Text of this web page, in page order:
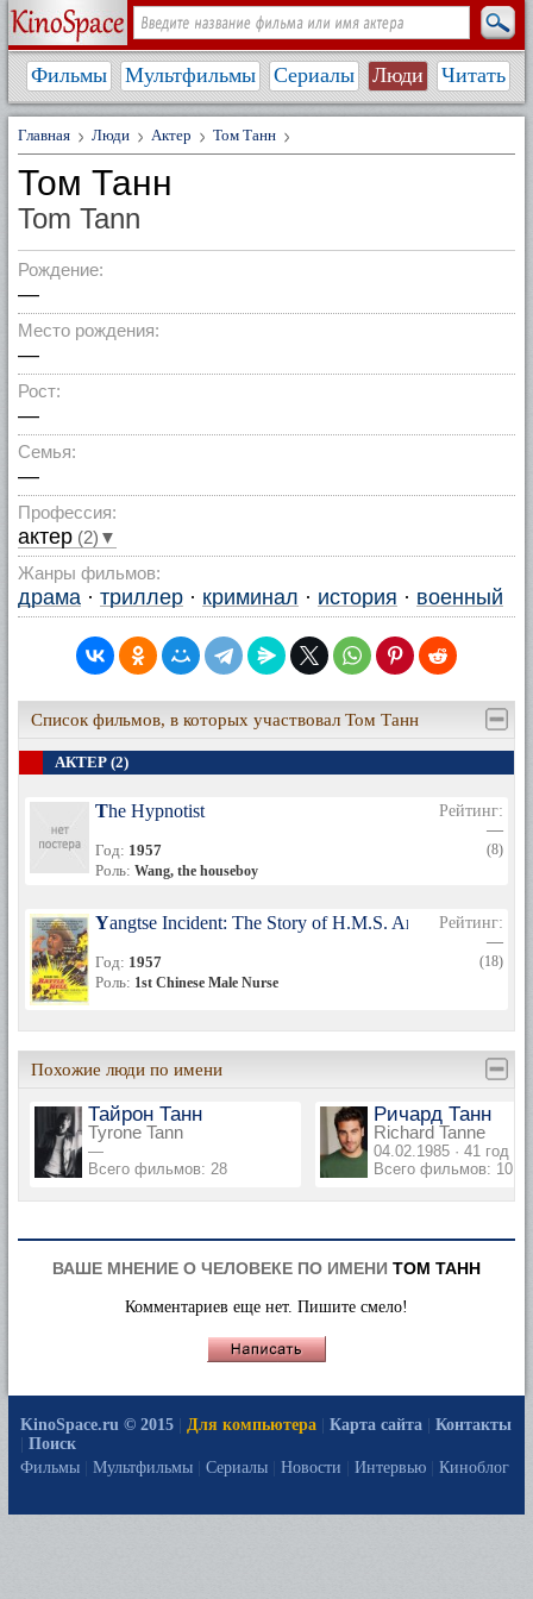
Фильмы Мультфильмы Сериалы Люди Читать
Главная Люди Актер Том Танн
Том Танн
Tom Tann
Рождение:
—
Место рождения:
—
Рост:
—
Семья:
—
Профессия:
актер (2)▼
Жанры фильмов:
драма · триллер · криминал · история · военный
Список фильмов, в которых участвовал Том Танн
АКТЕР (2)
The Hypnotist
Год: 1957
Роль: Wang, the houseboy
Рейтинг:
—
(8)
Yangtse Incident: The Story of H.M.S. Amethyst
Год: 1957
Роль: 1st Chinese Male Nurse
Рейтинг:
—
(18)
Похожие люди по имени
Тайрон Танн
Tyrone Tann
—
Всего фильмов: 28
Ричард Танн
Richard Tanne
04.02.1985 · 41 год
Всего фильмов: 10
ВАШЕ МНЕНИЕ О ЧЕЛОВЕКЕ ПО ИМЕНИ ТОМ ТАНН
Комментариев еще нет. Пишите смело!
KinoSpace.ru © 2015 Для компьютера Карта сайта
Контакты
Поиск
Фильмы
Мультфильмы Сериалы Новости Интервью Киноблог